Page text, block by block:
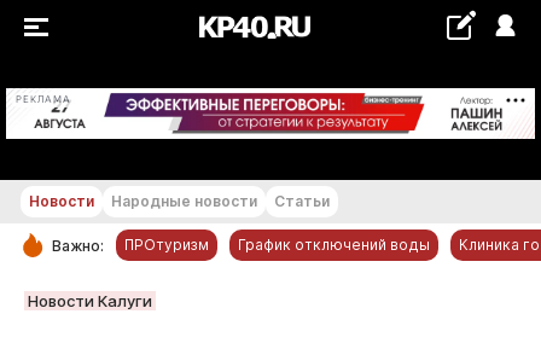
РЕКЛАМА +25...+26 °С
РУБРИКИ
Новости Народные новости Статьи
Важно: ПРОтуризм График отключений воды Клиника
Новости Калуги